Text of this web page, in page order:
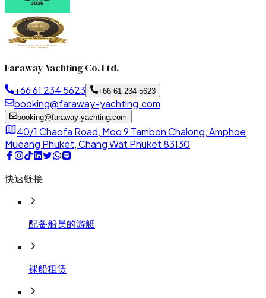
Faraway Yachting Co. Ltd.
+66 61 234 5623 +66 61 234 5623
booking@faraway-yachting.com
booking@faraway-yachting.com
40/1 Chaofa Road, Moo 9 Tambon Chalong, Amphoe
Mueang Phuket, Chang Wat Phuket 83130
快速链接
配备船员的游艇
裸船租赁